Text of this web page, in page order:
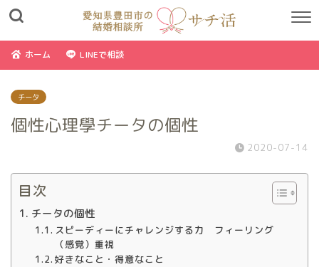
ホーム LINEで相談
チータ
個性心理學チータの個性
2020-07-14
目次
チータの個性
スピーディーにチャレンジする力 フィーリング
（感覚）重視
好きなこと・得意なこと